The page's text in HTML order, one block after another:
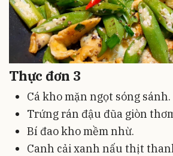
Thực đơn 3
Cá kho mặn ngọt sóng sánh.
Trứng rán đậu đũa giòn
Bí đao kho mềm nhừ.
Canh cải xanh nấu thịt